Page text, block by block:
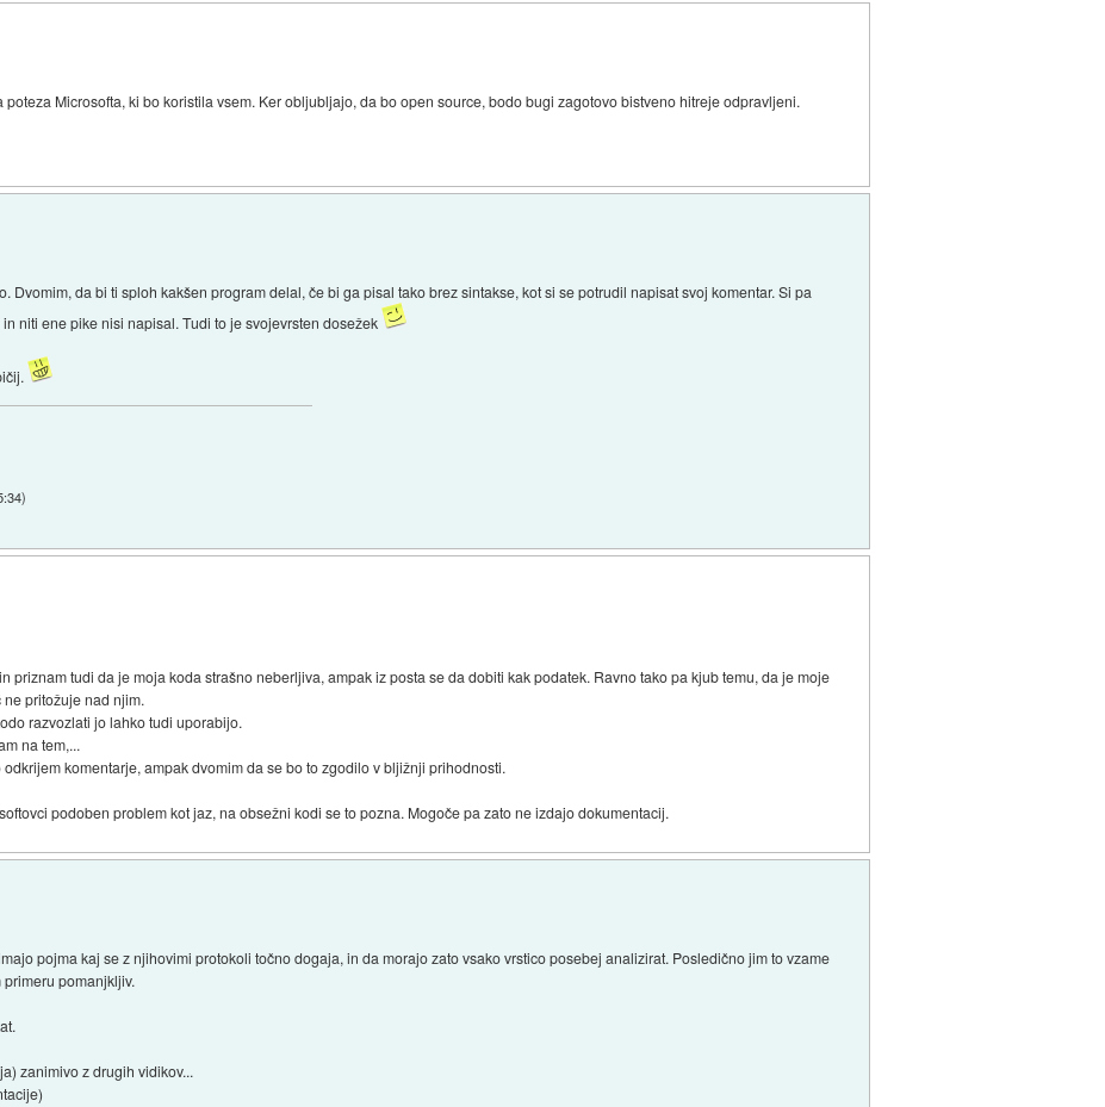
Microsofta, ki bo koristila vsem. Ker obljubljajo, da bo open source, bodo bugi zagotovo bistveno hitreje odpravljeni.
Dvomim, da bi ti sploh kakšen program delal, če bi ga pisal tako brez sintakse, kot si se potrudil napisat svoj komentar. Si pa
niti ene pike nisi napisal. Tudi to je svojevrsten dosežek
)
priznam tudi da je moja koda strašno neberljiva, ampak iz posta se da dobiti kak podatek. Ravno tako pa kjub temu, da je moje
pritožuje nad njim.
razvozlati jo lahko tudi uporabijo.
na tem,...
komentarje, ampak dvomim da se bo to zgodilo v bljižnji prihodnosti.
podoben problem kot jaz, na obsežni kodi se to pozna. Mogoče pa zato ne izdajo dokumentacij.
pojma kaj se z njihovimi protokoli točno dogaja, in da morajo zato vsako vrstico posebej analizirat. Posledično jim to vzame
pomanjkljiv.
zanimivo z drugih vidikov...